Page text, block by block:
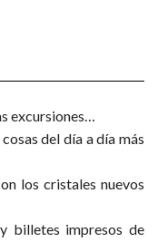
excursiones…
del día a día más
los cristales nuevos
billetes impresos de